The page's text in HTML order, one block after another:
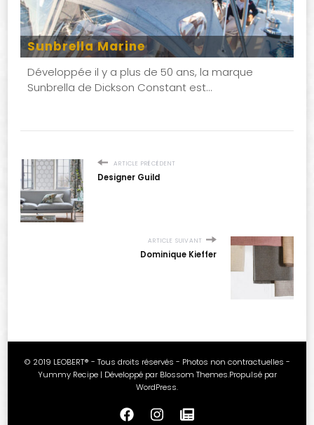
Sunbrella Marine
Développée il y a plus de 50 ans, la marque
Sunbrella de Dickson Constant est…
ARTICLE PRÉCÉDENT
Designer Guild
ARTICLE SUIVANT
Dominique Kieffer
© 2019 LEOBERT® - Tous droits réservés - Photos non contractuelles -
Yummy Recipe | Développé par Blossom Themes.Propulsé par
WordPress.